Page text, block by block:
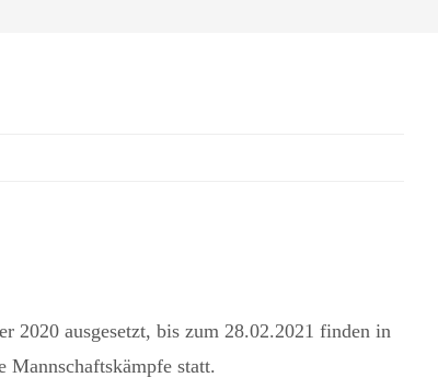
2020 ausgesetzt, bis zum 28.02.2021 finden in
Mannschaftskämpfe statt.